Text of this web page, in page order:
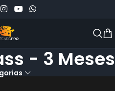
- 3 Meses